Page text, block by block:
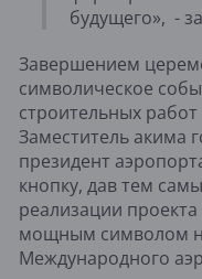
будущего», -
Завершением
символическое
строительных
Заместитель акима
президент
кнопку, дав тем
реализации
мощным символом
Международного